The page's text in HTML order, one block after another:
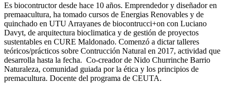
Es biocontructor desde hace 10 años. Emprendedor y diseñador en
premaacultura, ha tomado cursos de Energias Renovables y de
quinchado en UTU Arrayanes de biocontrucci+on con Luciano
Davyt, de arquitectura bioclimatica y de gestión de proyectos
sustentables en CURE Maldonado. Comenzó a dictar talleres
teóricos/prácticos sobre Contrucción Natural en 2017, actividad que
desarrolla hasta la fecha. Co-creador de Nido Churrinche Barrio
Naturaleza, comunidad guiada por la ética y los principios de
premacultura. Docente del programa de CEUTA.